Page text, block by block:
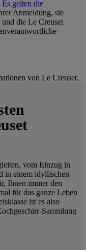
Es gelten die
Anmeldung, sie
die Le Creuset
von Le Creuset.
vom Einzug in
in einem idyllischen
Ihnen immer den
für das ganze Leben
ist es also
Sammlung